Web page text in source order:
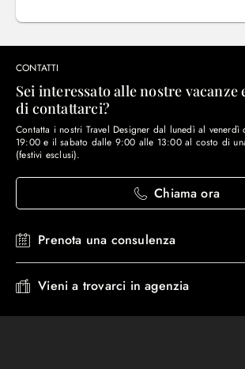
CONTATTI
Sei interessato alle nostre vacanze
di contattarci?
Contatta i nostri Travel Designer dal lunedì al
19:00 e il sabato dalle 9:00 alle 13:00 al costo di
(festivi esclusi).
Chiama ora
Prenota una consulenza
Vieni a trovarci in agenzia